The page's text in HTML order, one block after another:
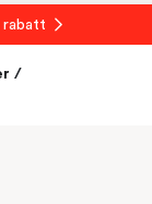
rabatt
/